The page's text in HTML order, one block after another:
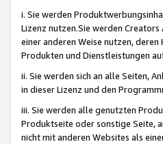
i. Sie werden
Lizenz nutzen.Sie werden
einer anderen Weise nutzen,
Produkten und Dienstleistungen
ii. Sie werden sich an alle Seiten,
in dieser Lizenz und den
iii. Sie werden alle genutzten
Produktseite oder sonstige Seite,
nicht mit anderen Websites als